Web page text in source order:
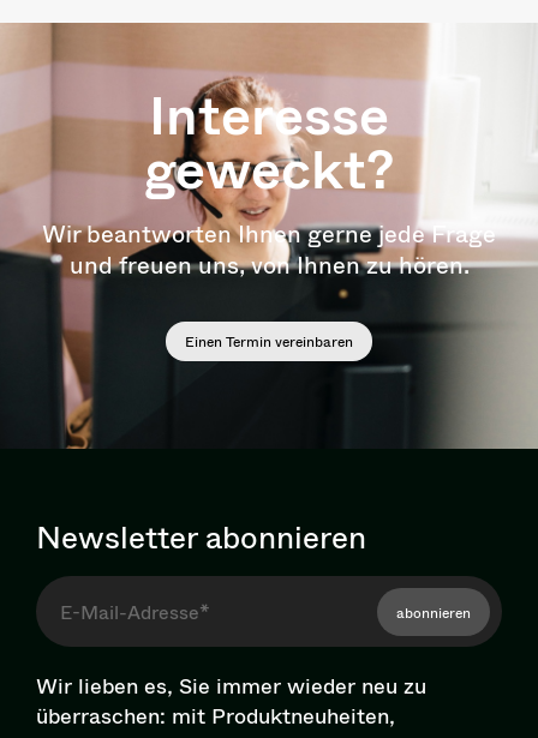
Interesse
geweckt?
Wir beantworten Ihnen gerne jede Frage
und freuen uns, von Ihnen zu hören.
Einen Termin vereinbaren
Newsletter abonnieren
abonnieren
Wir lieben es, Sie immer wieder neu zu
überraschen: mit Pro­dukt­neu­hei­ten,